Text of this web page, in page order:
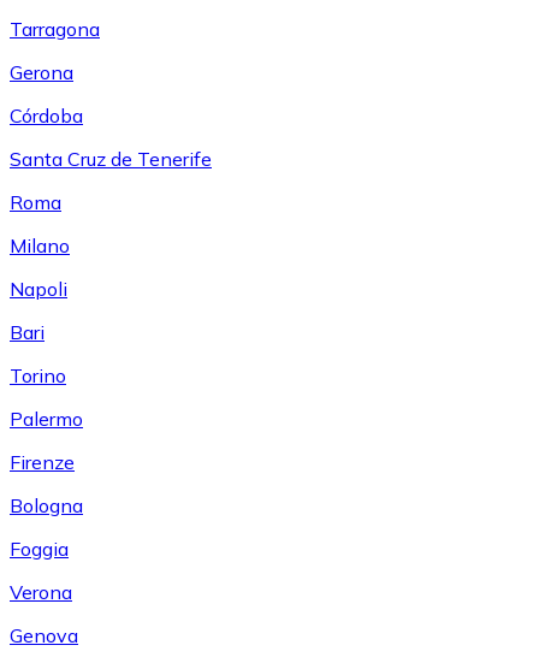
Tarragona
Gerona
Córdoba
Santa Cruz de Tenerife
Roma
Milano
Napoli
Bari
Torino
Palermo
Firenze
Bologna
Foggia
Verona
Genova